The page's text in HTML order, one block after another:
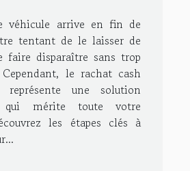
véhicule arrive en fin de
tentant de le laisser de
faire disparaître sans trop
Cependant, le rachat cash
représente une solution
qui mérite toute votre
les étapes clés à